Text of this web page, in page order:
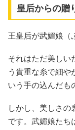
皇后からの贈
王皇后が武媚娘（
それはただ美しい
う貴重な糸で細や
いう手の込んだも
しかし、美しさの
です。武媚娘たち